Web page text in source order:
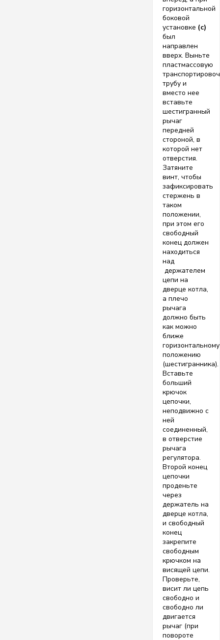
горизонтальной
боковой
установке (c)
был
направлен
вверх. Выньте
пластмассовую
трубу и
вместо нее
вставьте
шестигранный
рычаг
передней
стороной, в
которой нет
отверстия.
Затяните
винт, чтобы
зафиксировать
стержень в
таком
положении,
при этом его
свободный
конец должен
находиться
над
держателем
цепи на
дверце котла,
а плечо
рычага
должно быть
как можно
ближе
горизонтальному
положению
(шестигранника).
Вставьте
больший
крючок
цепочки,
неподвижно с
ней
соединенный,
в отверстие
рычага
регулятора.
Второй конец
цепочки
проденьте
через
держатель на
дверце котла,
и свободный
конец
закрепите
свободным
крючком на
висящей цепи.
Проверьте,
висит ли цепь
свободно и
свободно ли
двигается
рычаг (при
повороте